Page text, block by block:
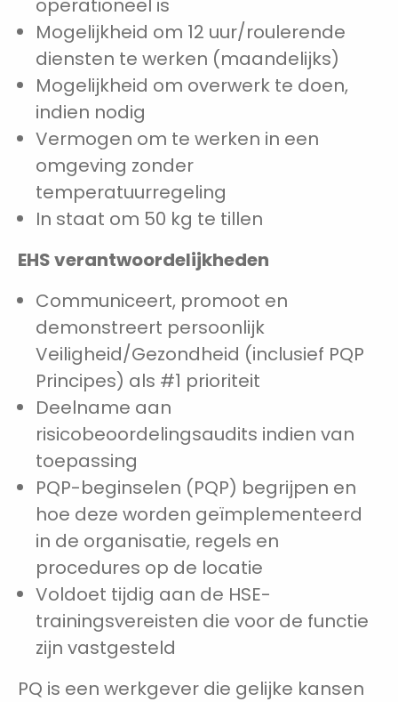
operationeel is
Mogelijkheid om 12 uur/roulerende
diensten te werken (maandelijks)
Mogelijkheid om overwerk te doen,
indien nodig
Vermogen om te werken in een
omgeving zonder
temperatuurregeling
In staat om 50 kg te tillen
EHS verantwoordelijkheden
Communiceert, promoot en
demonstreert persoonlijk
Veiligheid/Gezondheid (inclusief PQP
Principes) als #1 prioriteit
Deelname aan
risicobeoordelingsaudits indien van
toepassing
PQP-beginselen (PQP) begrijpen en
hoe deze worden geïmplementeerd
in de organisatie, regels en
procedures op de locatie
Voldoet tijdig aan de HSE-
trainingsvereisten die voor de functie
zijn vastgesteld
PQ is een werkgever die gelijke kansen